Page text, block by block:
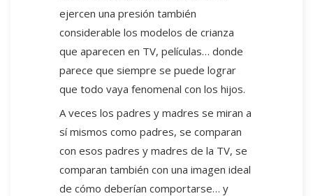
ejercen una presión también
considerable los modelos de crianza
que aparecen en TV, películas… donde
parece que siempre se puede lograr
que todo vaya fenomenal con los hijos.
A veces los padres y madres se miran a
sí mismos como padres, se comparan
con esos padres y madres de la TV, se
comparan también con una imagen ideal
de cómo deberían comportarse… y